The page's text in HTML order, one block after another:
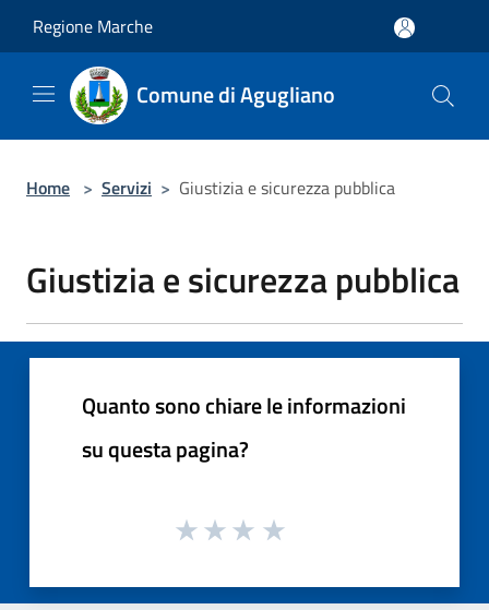
Regione Marche
Comune di Agugliano
Home > Servizi > Giustizia e sicurezza pubblica
Giustizia e sicurezza pubblica
Quanto sono chiare le informazioni
su questa pagina?